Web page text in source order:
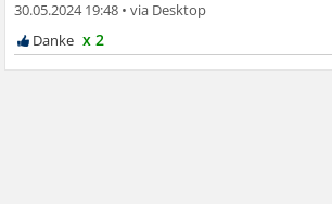
30.05.2024 19:48 •
x 2